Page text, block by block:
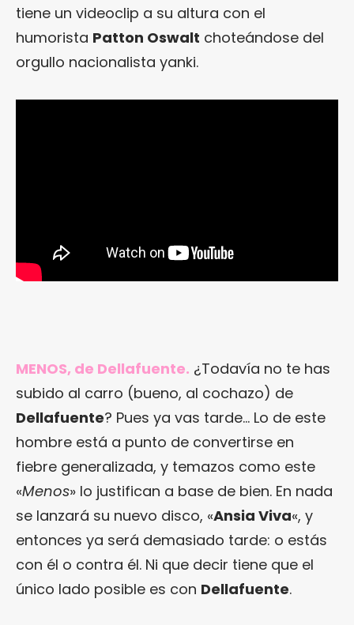
tiene un videoclip a su altura con el
humorista Patton Oswalt choteándose del
orgullo nacionalista yanki.
MENOS, de Dellafuente. ¿Todavía no te has
subido al carro (bueno, al cochazo) de
Dellafuente? Pues ya vas tarde… Lo de este
hombre está a punto de convertirse en
fiebre generalizada, y temazos como este
«Menos» lo justifican a base de bien. En nada
se lanzará su nuevo disco, «Ansia Viva«, y
entonces ya será demasiado tarde: o estás
con él o contra él. Ni que decir tiene que el
único lado posible es con Dellafuente.